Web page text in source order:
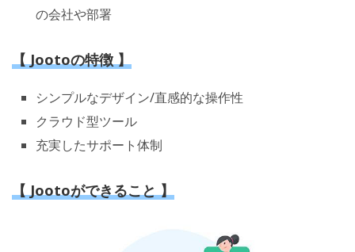
の会社や部署
【 Jootoの特徴 】
シンプルなデザイン/直感的な操作性
クラウド型ツール
充実したサポート体制
【 Jootoができること 】